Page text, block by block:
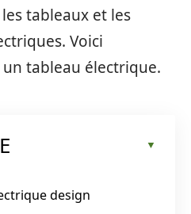
tableaux et les
Voici
tableau électrique.
design